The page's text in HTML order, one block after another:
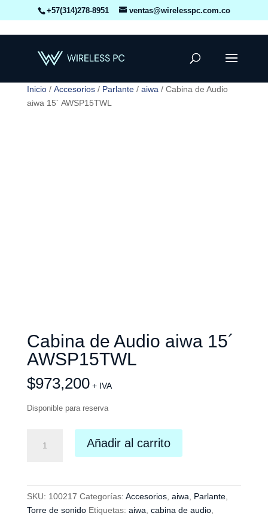
+57(314)278-8951 ventas@wirelesspc.com.co
Inicio/ Accesorios/ Parlante/ aiwa / Cabina de Audio
aiwa 15´ AWSP15TWL
Cabina de Audio aiwa 15´
AWSP15TWL
$973,200 + IVA
Disponible para reserva
Añadir al carrito
SKU: 100217 Categorías: Accesorios, aiwa, Parlante,
Torre de sonido Etiquetas: aiwa, cabina de audio,